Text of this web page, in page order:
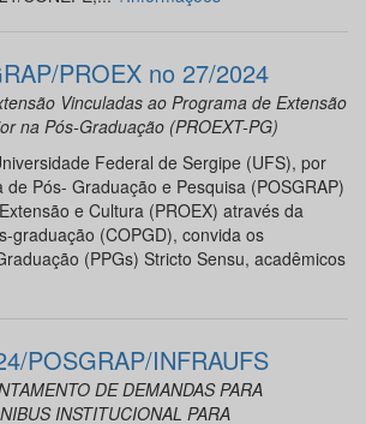
PROEX no 27/2024
Vinculadas ao Programa de Extensão
na Pós-Graduação (PROEXT-PG)
Federal de Sergipe (UFS), por
de Pós- Graduação e Pesquisa (POSGRAP)
e Cultura (PROEX) através da
graduação (COPGD), convida os
(PPGs) Stricto Sensu, acadêmicos
POSGRAP/INFRAUFS
DE DEMANDAS PARA
INSTITUCIONAL PARA